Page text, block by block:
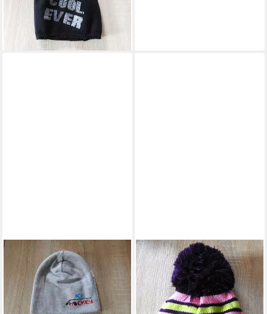
(1,00 €/ 1 Stk)
lieferbar - in 4-5 Werktagen bei dir
WEGENER
Mütze & Schal Ice Hockey
17,95 €
(1,00 €/ 1 Stk)
lieferbar - in 4-5 Werktagen bei dir